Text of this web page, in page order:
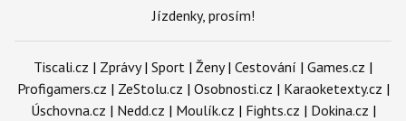
Jízdenky, prosím!
Tiscali.cz | Zprávy| Sport | Ženy| Cestování | Games.cz |
Profigamers.cz | ZeStolu.cz | Osobnosti.cz | Karaoketexty.cz |
Úschovna.cz | Nedd.cz | Moulík.cz | Fights.cz | Dokina.cz |